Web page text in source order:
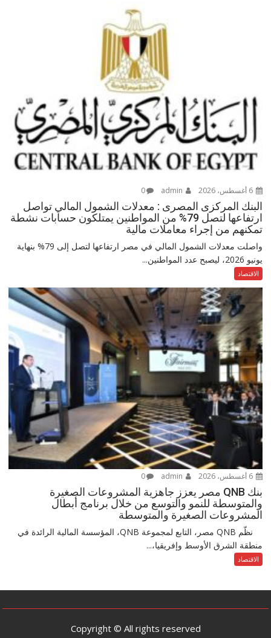
6 أغسطس، 2026 0
البنك المركزى المصرى : معدلات الشمول المالي تواصل
ارتفاعها لتصل 79% من المواطنين يمتلكون حسابات نشطة
تمكنهم من إجراء معاملات مالية
واصلت معدلات الشمول المالي في مصر ارتفاعها لتصل إلى 79% بنهاية
يونيو 2026، ليصبح عدد المواطنين...
الاقتصاد
6 أغسطس، 2026 0
بنك QNB مصر يعزز جاهزية المشروعات الصغيرة
والمتوسطة للنمو والتوسع من خلال برنامج أبطال
المشروعات الصغيرة والمتوسطة
نظّم QNB مصر، التابع لمجموعة QNB، المؤسسة المالية الرائدة في
منطقة الشرق الأوسط وإفريقيا،...
الاقتصاد
Copyright © All rights reserved